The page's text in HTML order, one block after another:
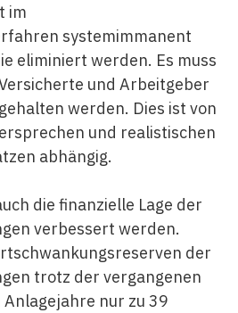
im
systemimmanent
eliminiert werden. Es muss
und Arbeit­geber
werden. Dies ist von
und realistischen
abhängig.
die finanzielle Lage der
verbessert werden.
der
trotz der vergangenen
nur zu 39